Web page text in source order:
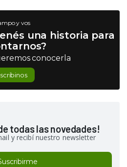
y vos
una historia para
conocerla
todas las novedades!
y recibí nuestro newsletter